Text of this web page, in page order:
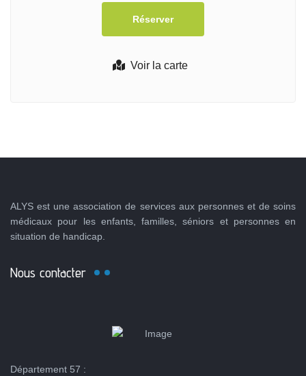
Voir la carte
ALYS est une association de services aux personnes et de soins
médicaux pour les enfants, familles, séniors et personnes en
situation de handicap.
Nous contacter
Département 57 :